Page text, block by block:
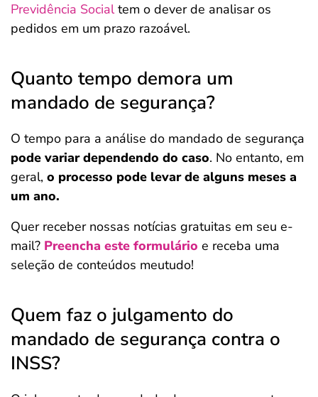
Previdência Socialtem o dever de analisar os
pedidos em um prazo razoável.
Quanto tempo demora um
mandado de segurança?
O tempo para a análise do mandado de segurança
pode variar dependendo do caso. No entanto, em
geral, o processo pode levar de alguns meses a
um ano.
Quer receber nossas notícias gratuitas em seu e-
mail? Preencha este formulário e receba uma
seleção de conteúdos meutudo!
Quem faz o julgamento do
mandado de segurança contra o
INSS?